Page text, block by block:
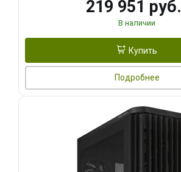
219 951 руб.
В наличии
Купить
Подробнее